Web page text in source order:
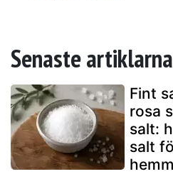
Senaste artiklarna
Fint
rosa
salt:
salt